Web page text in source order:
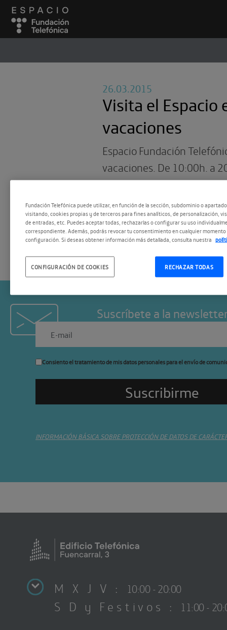
26.03.2015
Visita el Espacio
vacaciones
Espacio Fundación
vacaciones. De 10:00h. a
martes a domingo,
oferta en exposiciones y
programa educativo con
Suscríbete a la
Consiento el tratamiento de mis datos personales para el envío de
INFORMACIÓN BÁSICA SOBRE PROTECCIÓN DE DATOS DE
M X J V : 10:00 - 20:00
S D y Festivos : 11:00 -
Fundación Telefónica puede utilizar, en función de la sección, subdominio o
visitando, cookies propias y de terceros para fines analíticos, de personalización,
de entradas, etc. Puedes aceptar todas, rechazarlas o configurar su uso
correspondiente. Además, podrás revocar tu consentimiento en cualquier momento
configuración. Si deseas obtener información más detallada, consulta nuestra
RECHAZAR TODAS
CONFIGURACIÓN DE COOKIES